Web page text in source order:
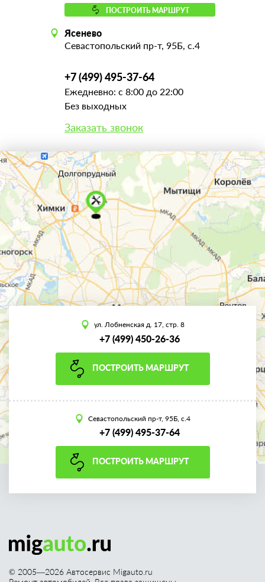
ПОСТРОИТЬ МАРШРУТ
Ясенево
Севастопольский пр-т, 95Б, с.4
+7 (499) 495-37-64
Ежедневно: с 8:00 до 22:00
Без выходных
Заказать звонок
ул. Лобненская д. 17, стр. 8
+7 (499) 450-26-36
ПОСТРОИТЬ МАРШРУТ
Севастопольский пр-т, 95Б, с.4
+7 (499) 495-37-64
ПОСТРОИТЬ МАРШРУТ
© 2005—2026 Автосервис Migauto.ru